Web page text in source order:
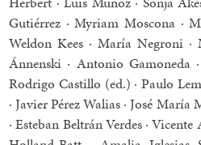
Gutiérrez · Myriam Moscona ·
Weldon Kees · María Negroni
Ánnenski · Antonio Gamoneda
Rodrigo Castillo (ed.) · Paulo
· Javier Pérez Walias · José
· Esteban Beltrán Verdes ·